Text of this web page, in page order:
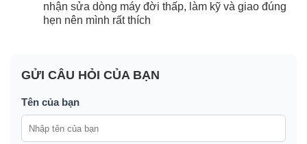
nhận sửa dòng máy đời thấp, làm kỹ và giao đúng
hẹn nên mình rất thích
GỬI CÂU HỎI CỦA BẠN
Tên của bạn